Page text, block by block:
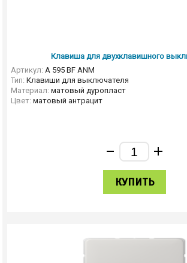
Клавиша для двухклавишного
Артикул: A 595 BF ANM
Тип: Клавиши для выключателя
Материал: матовый дуропласт
Цвет: матовый антрацит
КУПИТЬ